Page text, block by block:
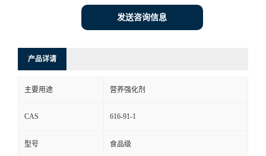
发送咨询信息
产品详请
主要用途 营养强化剂
CAS 616-91-1
型号 食品级